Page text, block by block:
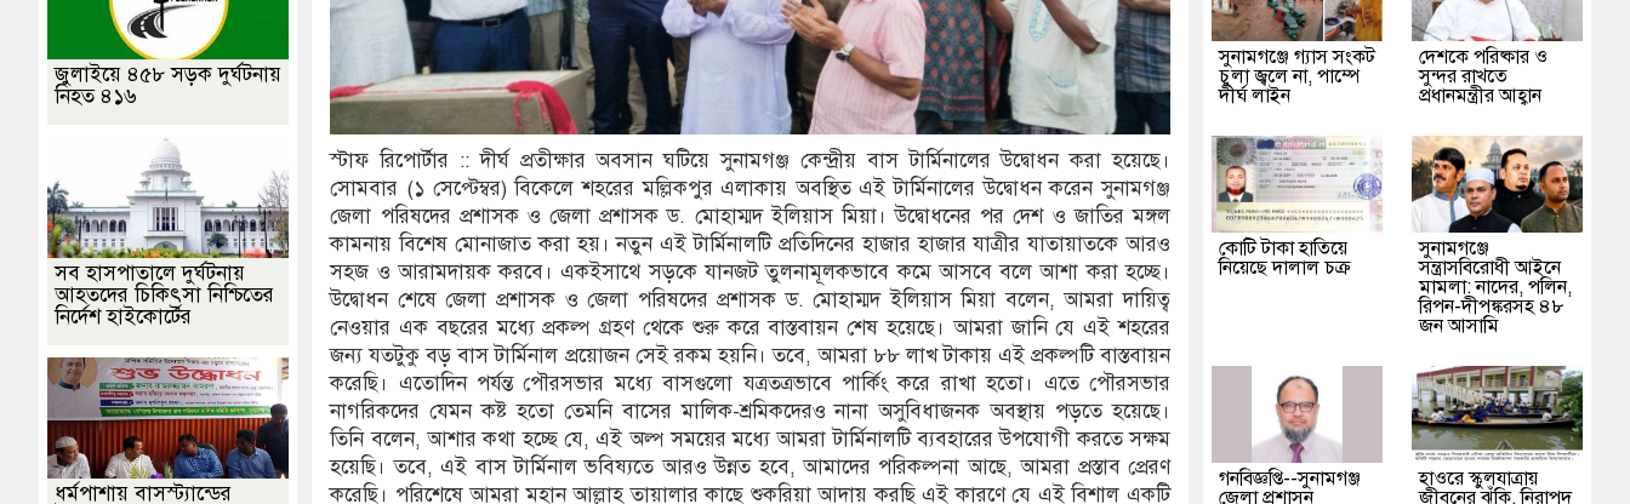
স্টাফ রিপোর্টার :: দীর্ঘ প্রতীক্ষার অবসান ঘটিয়ে সুনামগঞ্জ কেন্দ্রীয় বাস টার্মিনালের উদ্বোধন করা হয়েছে।
সোমবার (১ সেপ্টেম্বর) বিকেলে শহরের মল্লিকপুর এলাকায় অবস্থিত এই টার্মিনালের উদ্বোধন করেন সুনামগঞ্জ
জেলা পরিষদের প্রশাসক ও জেলা প্রশাসক ড. মোহাম্মদ ইলিয়াস মিয়া। উদ্বোধনের পর দেশ ও জাতির মঙ্গল
কামনায় বিশেষ মোনাজাত করা হয়। নতুন এই টার্মিনালটি প্রতিদিনের হাজার হাজার যাত্রীর যাতায়াতকে আরও
সহজ ও আরামদায়ক করবে। একইসাথে সড়কে যানজট তুলনামূলকভাবে কমে আসবে বলে আশা করা হচ্ছে।
উদ্বোধন শেষে জেলা প্রশাসক ও জেলা পরিষদের প্রশাসক ড. মোহাম্মদ ইলিয়াস মিয়া বলেন, আমরা দায়িত্ব
নেওয়ার এক বছরের মধ্যে প্রকল্প গ্রহণ থেকে শুরু করে বাস্তবায়ন শেষ হয়েছে। আমরা জানি যে এই শহরের
জন্য যতটুকু বড় বাস টার্মিনাল প্রয়োজন সেই রকম হয়নি। তবে, আমরা ৮৮ লাখ টাকায় এই প্রকল্পটি বাস্তবায়ন
করেছি। এতোদিন পর্যন্ত পৌরসভার মধ্যে বাসগুলো যত্রতত্রভাবে পার্কিং করে রাখা হতো। এতে পৌরসভার
নাগরিকদের যেমন কষ্ট হতো তেমনি বাসের মালিক-শ্রমিকদেরও নানা অসুবিধাজনক অবস্থায় পড়তে হয়েছে।
তিনি বলেন, আশার কথা হচ্ছে যে, এই অল্প সময়ের মধ্যে আমরা টার্মিনালটি ব্যবহারের উপযোগী করতে সক্ষম
হয়েছি। তবে, এই বাস টার্মিনাল ভবিষ্যতে আরও উন্নত হবে, আমাদের পরিকল্পনা আছে, আমরা প্রস্তাব প্রেরণ
করেছি। পরিশেষে আমরা মহান আল্লাহ তায়ালার কাছে শুকরিয়া আদায় করছি এই কারণে যে এই বিশাল একটি
জুলাইয়ে ৪৫৮ সড়ক দুর্ঘটনায়
নিহত ৪১৬
সব হাসপাতালে দুর্ঘটনায়
আহতদের চিকিৎসা নিশ্চিতের
নির্দেশ হাইকোর্টের
ধর্মপাশায় বাসস্ট্যান্ডের
সুনামগঞ্জে গ্যাস সংকট
চুলা জ্বলে না, পাম্পে
দীর্ঘ লাইন
দেশকে পরিষ্কার ও
সুন্দর রাখতে
প্রধানমন্ত্রীর আহ্বান
কোটি টাকা হাতিয়ে
নিয়েছে দালাল চক্র
‎সুনামগঞ্জে
সন্ত্রাসবিরোধী আইনে
মামলা: নাদের, পলিন,
রিপন-দীপঙ্করসহ ৪৮
জন আসামি
গনবিজ্ঞপ্তি--সুনামগঞ্জ
জেলা প্রশাসন
হাওরে স্কুলযাত্রায়
জীবনের ঝুঁকি, নিরাপদ